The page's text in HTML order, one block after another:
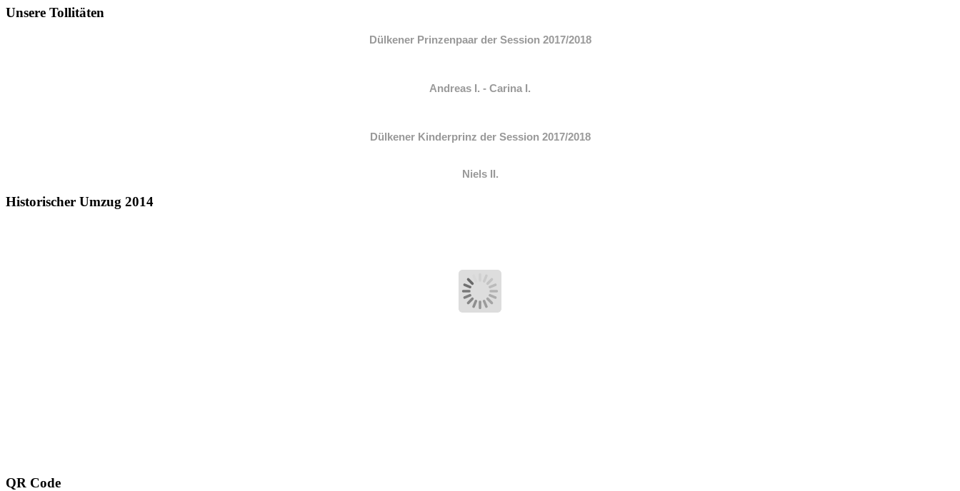
Unsere Tollitäten
Dülkener Prinzenpaar der Session 2017/2018
Andreas I. - Carina I.
Dülkener Kinderprinz der Session 2017/2018
Niels II.
Historischer Umzug 2014
QR Code